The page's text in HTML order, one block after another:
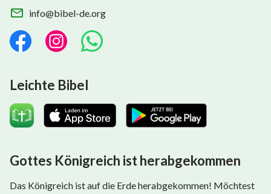
info@bibel-de.org
Leichte Bibel
Gottes Königreich ist herabgekommen
Das Königreich ist auf die Erde herabgekommen! Möchtest